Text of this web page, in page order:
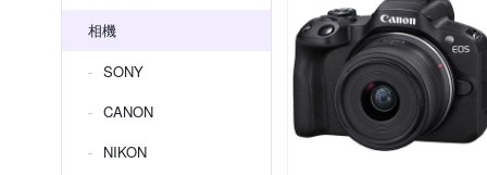
相機
SONY
CANON
NIKON